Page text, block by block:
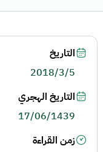
التاريخ
2018/3/5
التاريخ الهجري
17/06/1439
زمن القراءة